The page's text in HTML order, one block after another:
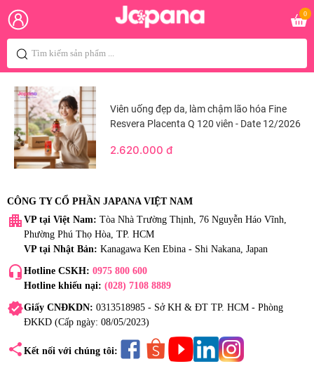
0
Viên uống đẹp da, làm chậm lão hóa Fine
Resvera Placenta Q 120 viên - Date 12/2026
2.620.000 đ
CÔNG TY CỔ PHẦN JAPANA VIỆT NAM
apartment VP tại Việt Nam: Tòa Nhà Trường Thịnh, 76 Nguyễn Háo Vĩnh,
Phường Phú Thọ Hòa, TP. HCM
VP tại Nhật Bản: Kanagawa Ken Ebina - Shi Nakana, Japan
headset_mic Hotline CSKH: 0975 800 600
Hotline khiếu nại: (028) 7108 8889
verifiedGiấy CNĐKDN: 0313518985 - Sở KH & ĐT TP. HCM - Phòng
ĐKKD (Cấp ngày: 08/05/2023)
share Kết nối với chúng tôi: